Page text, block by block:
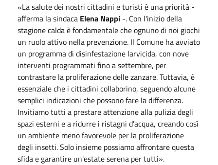
«La salute dei nostri cittadini e turisti è una priorità -
afferma la sindaca Elena Nappi -. Con l'inizio della
stagione calda è fondamentale che ognuno di noi giochi
un ruolo attivo nella prevenzione. Il Comune ha avviato
un programma di disinfestazione larvicida, con nove
interventi programmati fino a settembre, per
contrastare la proliferazione delle zanzare. Tuttavia, è
essenziale che i cittadini collaborino, seguendo alcune
semplici indicazioni che possono fare la differenza.
Invitiamo tutti a prestare attenzione alla pulizia degli
spazi esterni e a ridurre i ristagni d'acqua, creando così
un ambiente meno favorevole per la proliferazione
degli insetti. Solo insieme possiamo affrontare questa
sfida e garantire un'estate serena per tutti».